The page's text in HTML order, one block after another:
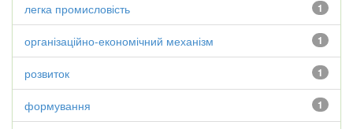
1
легка промисловість
1
організаційно-економічний механізм
1
розвиток
1
формування